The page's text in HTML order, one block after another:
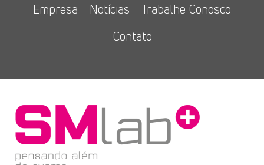
Empresa
Notícias
Trabalhe Conosco
Contato